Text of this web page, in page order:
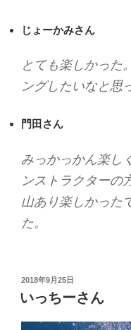
じょーかみさん
とても楽しかった
ングしたいなと思
門田さん
みっかっかん楽し
ンストラクターの
山あり楽しかった
た。
投
稿
日:
2018年9月25日
いっちーさん